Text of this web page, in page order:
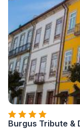
Burgus Tribute &